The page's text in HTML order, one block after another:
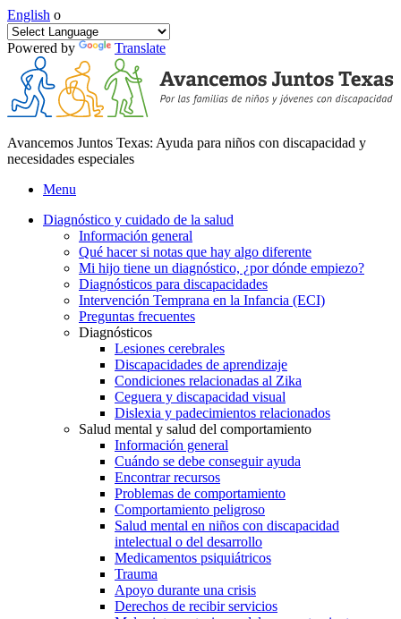
English o
Powered by Translate
Avancemos Juntos Texas: Ayuda para niños con discapacidad y
necesidades especiales
Menu
Diagnóstico y cuidado de la salud
Información general
Qué hacer si notas que hay algo diferente
Mi hijo tiene un diagnóstico, ¿por dónde empiezo?
Diagnósticos para discapacidades
Intervención Temprana en la Infancia (ECI)
Preguntas frecuentes
Diagnósticos
Lesiones cerebrales
Discapacidades de aprendizaje
Condiciones relacionadas al Zika
Ceguera y discapacidad visual
Dislexia y padecimientos relacionados
Salud mental y salud del comportamiento
Información general
Cuándo se debe conseguir ayuda
Encontrar recursos
Problemas de comportamiento
Comportamiento peligroso
Salud mental en niños con discapacidad
intelectual o del desarrollo
Medicamentos psiquiátricos
Trauma
Apoyo durante una crisis
Derechos de recibir servicios